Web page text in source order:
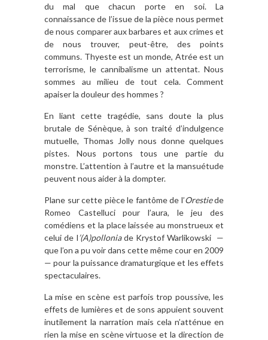
du mal que chacun porte en soi. La
connaissance de l’issue de la pièce nous permet
de nous comparer aux barbares et aux crimes et
de nous trouver, peut-être, des points
communs. Thyeste est un monde, Atrée est un
terrorisme, le cannibalisme un attentat. Nous
sommes au milieu de tout cela. Comment
apaiser la douleur des hommes ?
En liant cette tragédie, sans doute la plus
brutale de Sénèque, à son traité d’indulgence
mutuelle, Thomas Jolly nous donne quelques
pistes. Nous portons tous une partie du
monstre. L’attention à l’autre et la mansuétude
peuvent nous aider à la dompter.
Plane sur cette pièce le fantôme de l’Orestiede
Romeo Castelluci pour l’aura, le jeu des
comédiens et la place laissée au monstrueux et
celui de l’(A)polloniade Krystof Warlikowski —
que l’on a pu voir dans cette même cour en 2009
— pour la puissance dramaturgique et les effets
spectaculaires.
La mise en scène est parfois trop poussive, les
effets de lumières et de sons appuient souvent
inutilement la narration mais cela n’atténue en
rien la mise en scène virtuose et la direction de